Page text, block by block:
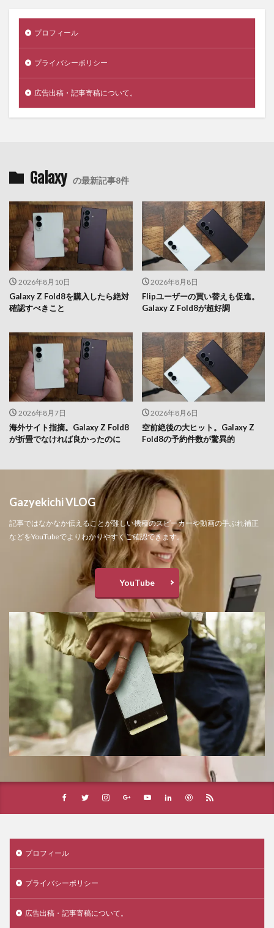
プロフィール
プライバシーポリシー
広告出稿・記事寄稿について。
Galaxy の最新記事8件
2026年8月10日
Galaxy Z Fold8を購入したら絶対
確認すべきこと
2026年8月8日
Flipユーザーの買い替えも促進。
Galaxy Z Fold8が超好調
2026年8月7日
海外サイト指摘。Galaxy Z Fold8
が折畳でなければ良かったのに
2026年8月6日
空前絶後の大ヒット。Galaxy Z
Fold8の予約件数が驚異的
Gazyekichi VLOG
記事ではなかなか伝えることが難しい機種のスピーカーや動画の手ぶれ補正
などをYouTubeでよりわかりやすくご確認できます。
YouTube
プロフィール
プライバシーポリシー
広告出稿・記事寄稿について。